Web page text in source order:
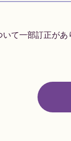
て一部訂正が